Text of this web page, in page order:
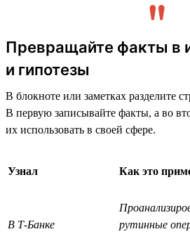
Превращайте факты в
и гипотезы
В блокноте или заметках разделите
В первую записывайте факты, а во
их использовать в своей сфере.
Узнал Как это
В Т-Банке
рутинные